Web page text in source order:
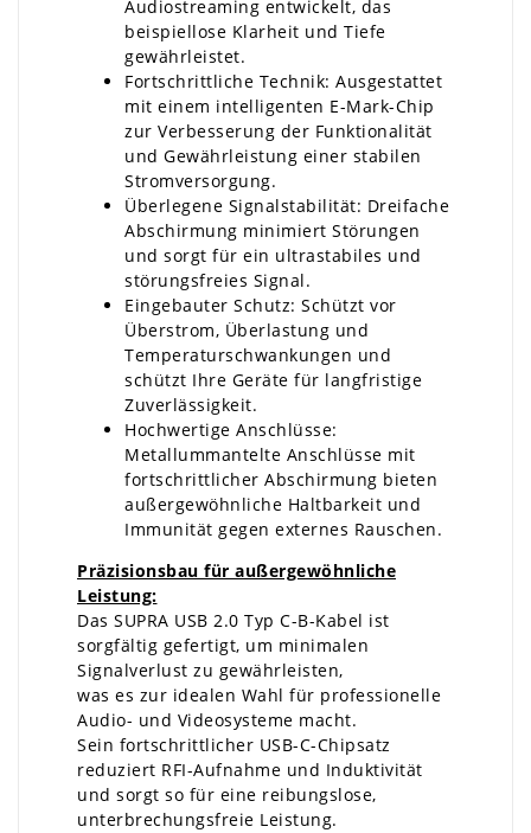
Audiostreaming entwickelt, das
beispiellose Klarheit und Tiefe
gewährleistet.
Fortschrittliche Technik: Ausgestattet
mit einem intelligenten E-Mark-Chip
zur Verbesserung der Funktionalität
und Gewährleistung einer stabilen
Stromversorgung.
Überlegene Signalstabilität: Dreifache
Abschirmung minimiert Störungen
und sorgt für ein ultrastabiles und
störungsfreies Signal.
Eingebauter Schutz: Schützt vor
Überstrom, Überlastung und
Temperaturschwankungen und
schützt Ihre Geräte für langfristige
Zuverlässigkeit.
Hochwertige Anschlüsse:
Metallummantelte Anschlüsse mit
fortschrittlicher Abschirmung bieten
außergewöhnliche Haltbarkeit und
Immunität gegen externes Rauschen.
Präzisionsbau für außergewöhnliche
Leistung:
Das SUPRA USB 2.0 Typ C-B-Kabel ist
sorgfältig gefertigt, um minimalen
Signalverlust zu gewährleisten,
was es zur idealen Wahl für professionelle
Audio- und Videosysteme macht.
Sein fortschrittlicher USB-C-Chipsatz
reduziert RFI-Aufnahme und Induktivität
und sorgt so für eine reibungslose,
unterbrechungsfreie Leistung.